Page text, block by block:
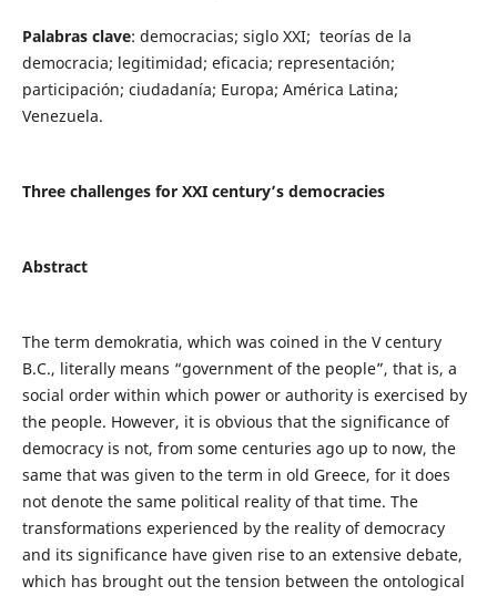
Palabras clave: democracias; siglo XXI; teorías de la
democracia; legitimidad; eficacia; representación;
participación; ciudadanía; Europa; América Latina;
Venezuela.
Three challenges for XXI century’s democracies
Abstract
The term demokratia, which was coined in the V century
B.C., literally means “government of the people”, that is, a
social order within which power or authority is exercised by
the people. However, it is obvious that the significance of
democracy is not, from some centuries ago up to now, the
same that was given to the term in old Greece, for it does
not denote the same political reality of that time. The
transformations experienced by the reality of democracy
and its significance have given rise to an extensive debate,
which has brought out the tension between the ontological